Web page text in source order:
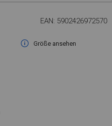
EAN: 5902426972570
Größe ansehen